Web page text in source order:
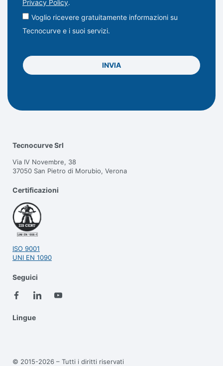
Privacy Policy.
Voglio ricevere gratuitamente informazioni su
Tecnocurve e i suoi servizi.
INVIA
Tecnocurve Srl
Via IV Novembre, 38
37050 San Pietro di Morubio, Verona
Certificazioni
ISO 9001
UNI EN 1090
Seguici
Lingue
© 2015-2026 – Tutti i diritti riservati